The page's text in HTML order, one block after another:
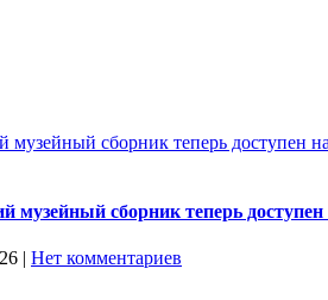
музейный сборник теперь доступен
музейный сборник теперь
| Нет комментариев